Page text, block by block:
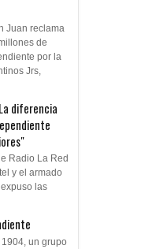
Juan reclama
de
por la
Jrs,
diferencia
Radio La Red
y el armado
las
un grupo